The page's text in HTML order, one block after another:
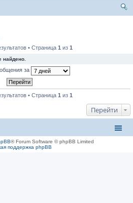
• Страница 1 из 1
найдено.
за
• Страница 1 из 1
Перейти
® Forum Software © phpBB Limited
поддержка phpBB